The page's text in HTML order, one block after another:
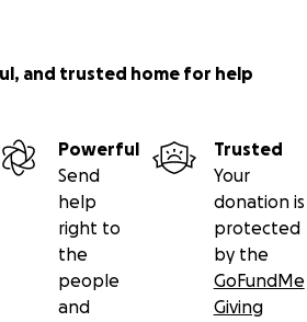
and trusted home for help
Powerful
Send
help
right to
the
people
and
Trusted
Your
donation is
protected
by the
GoFundMe
Giving